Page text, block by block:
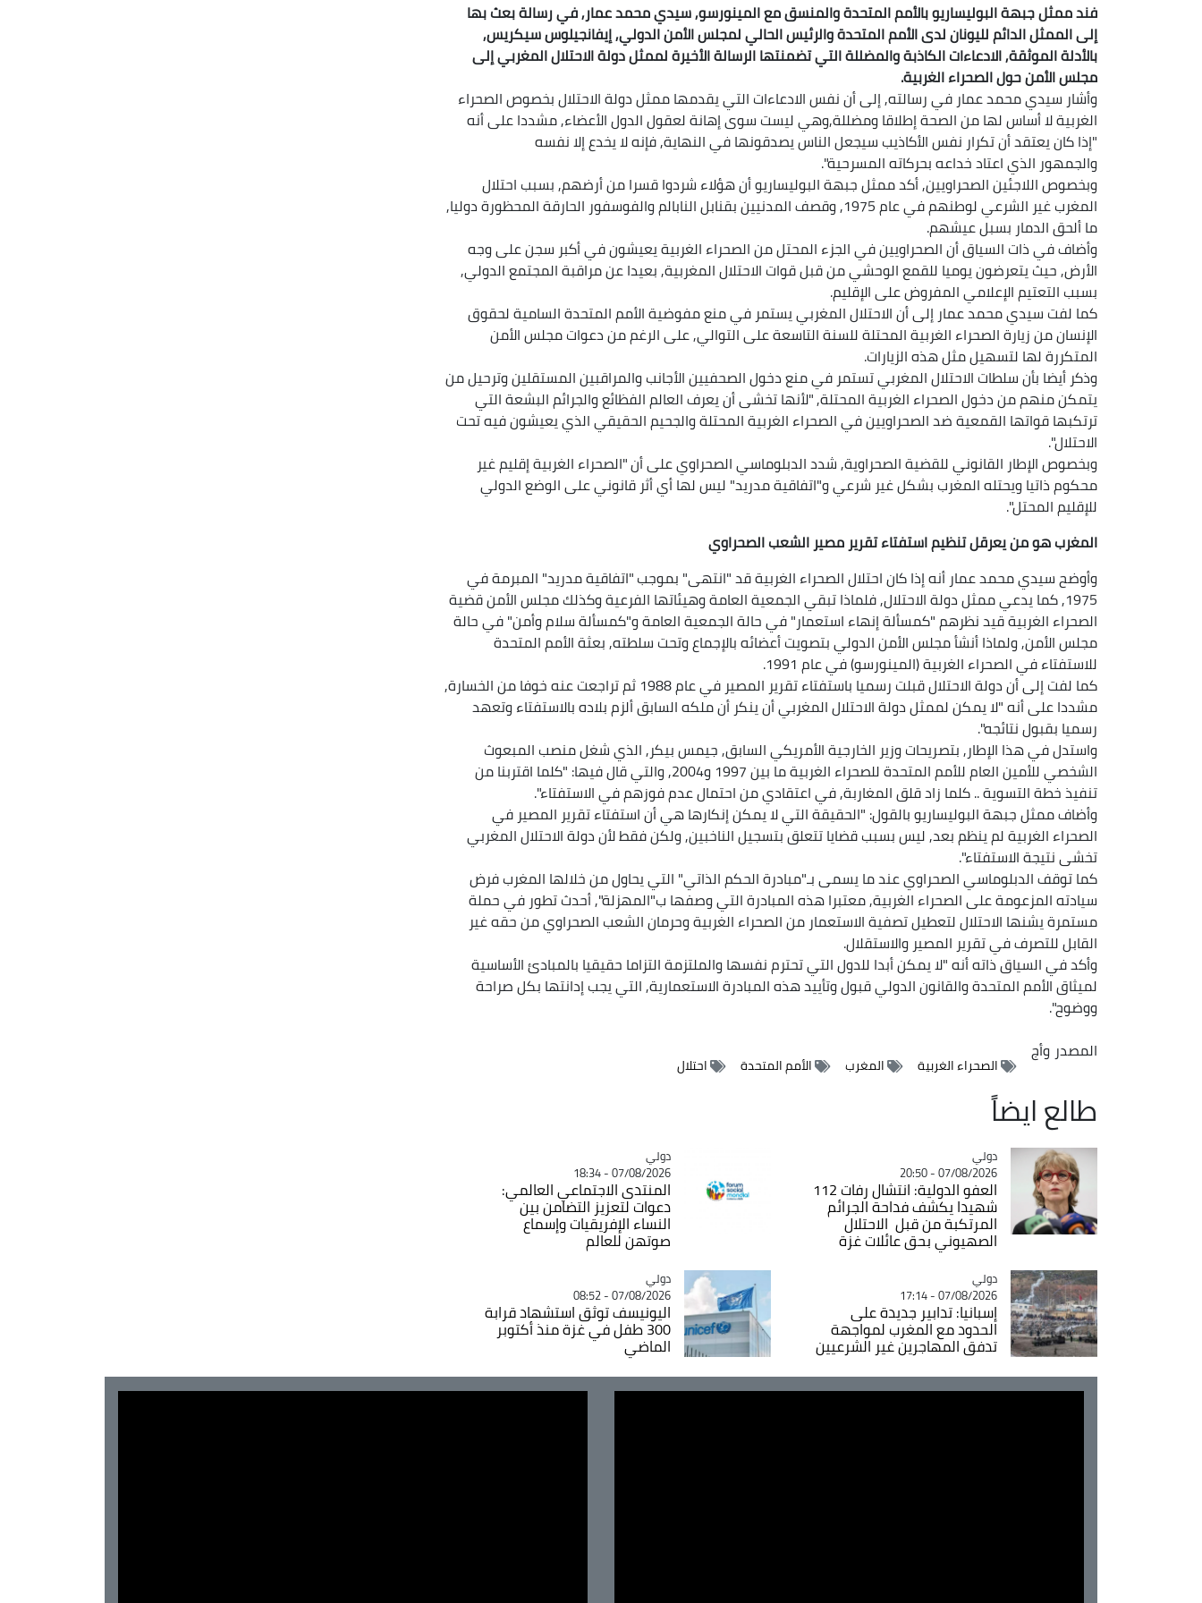
فند ممثل جبهة البوليساريو بالأمم المتحدة والمنسق مع المينورسو, سيدي محمد عمار, في رسالة بعث بها
إلى الممثل الدائم لليونان لدى الأمم المتحدة والرئيس الحالي لمجلس الأمن الدولي, إيفانجيلوس سيكريس,
بالأدلة الموثقة, الادعاءات الكاذبة والمضللة التي تضمنتها الرسالة الأخيرة لممثل دولة الاحتلال المغربي إلى
مجلس الأمن حول الصحراء الغربية.
وأشار سيدي محمد عمار في رسالته, إلى أن نفس الادعاءات التي يقدمها ممثل دولة الاحتلال بخصوص الصحراء
الغربية لا أساس لها من الصحة إطلاقا ومضللة,وهي ليست سوى إهانة لعقول الدول الأعضاء, مشددا على أنه
"إذا كان يعتقد أن تكرار نفس الأكاذيب سيجعل الناس يصدقونها في النهاية, فإنه لا يخدع إلا نفسه
والجمهور الذي اعتاد خداعه بحركاته المسرحية".
وبخصوص اللاجئين الصحراويين, أكد ممثل جبهة البوليساريو أن هؤلاء شردوا قسرا من أرضهم, بسبب احتلال
المغرب غير الشرعي لوطنهم في عام 1975, وقصف المدنيين بقنابل النابالم والفوسفور الحارقة المحظورة دوليا,
ما ألحق الدمار بسبل عيشهم.
وأضاف في ذات السياق أن الصحراويين في الجزء المحتل من الصحراء الغربية يعيشون في أكبر سجن على وجه
الأرض, حيث يتعرضون يوميا للقمع الوحشي من قبل قوات الاحتلال المغربية, بعيدا عن مراقبة المجتمع الدولي,
بسبب التعتيم الإعلامي المفروض على الإقليم.
كما لفت سيدي محمد عمار إلى أن الاحتلال المغربي يستمر في منع مفوضية الأمم المتحدة السامية لحقوق
الإنسان من زيارة الصحراء الغربية المحتلة للسنة التاسعة على التوالي, على الرغم من دعوات مجلس الأمن
المتكررة لها لتسهيل مثل هذه الزيارات.
وذكر أيضا بأن سلطات الاحتلال المغربي تستمر في منع دخول الصحفيين الأجانب والمراقبين المستقلين وترحيل من
يتمكن منهم من دخول الصحراء الغربية المحتلة, "لأنها تخشى أن يعرف العالم الفظائع والجرائم البشعة التي
ترتكبها قواتها القمعية ضد الصحراويين في الصحراء الغربية المحتلة والجحيم الحقيقي الذي يعيشون فيه تحت
الاحتلال".
وبخصوص الإطار القانوني للقضية الصحراوية, شدد الدبلوماسي الصحراوي على أن "الصحراء الغربية إقليم غير
محكوم ذاتيا ويحتله المغرب بشكل غير شرعي و"اتفاقية مدريد" ليس لها أي أثر قانوني على الوضع الدولي
للإقليم المحتل".
المغرب هو من يعرقل تنظيم استفتاء تقرير مصير الشعب الصحراوي
وأوضح سيدي محمد عمار أنه إذا كان احتلال الصحراء الغربية قد "انتهى" بموجب "اتفاقية مدريد" المبرمة في
1975, كما يدعي ممثل دولة الاحتلال, فلماذا تبقي الجمعية العامة وهيئاتها الفرعية وكذلك مجلس الأمن قضية
الصحراء الغربية قيد نظرهم "كمسألة إنهاء استعمار" في حالة الجمعية العامة و"كمسألة سلام وأمن" في حالة
مجلس الأمن, ولماذا أنشأ مجلس الأمن الدولي بتصويت أعضائه بالإجماع وتحت سلطته, بعثة الأمم المتحدة
للاستفتاء في الصحراء الغربية (المينورسو) في عام 1991.
كما لفت إلى أن دولة الاحتلال قبلت رسميا باستفتاء تقرير المصير في عام 1988 ثم تراجعت عنه خوفا من الخسارة,
مشددا على أنه "لا يمكن لممثل دولة الاحتلال المغربي أن ينكر أن ملكه السابق ألزم بلاده بالاستفتاء وتعهد
رسميا بقبول نتائجه".
واستدل في هذا الإطار, بتصريحات وزير الخارجية الأمريكي السابق, جيمس بيكر, الذي شغل منصب المبعوث
الشخصي للأمين العام للأمم المتحدة للصحراء الغربية ما بين 1997 و2004, والتي قال فيها: "كلما اقتربنا من
تنفيذ خطة التسوية .. كلما زاد قلق المغاربة, في اعتقادي من احتمال عدم فوزهم في الاستفتاء".
وأضاف ممثل جبهة البوليساريو بالقول: "الحقيقة التي لا يمكن إنكارها هي أن استفتاء تقرير المصير في
الصحراء الغربية لم ينظم بعد, ليس بسبب قضايا تتعلق بتسجيل الناخبين, ولكن فقط لأن دولة الاحتلال المغربي
تخشى نتيجة الاستفتاء".
كما توقف الدبلوماسي الصحراوي عند ما يسمى بـ"مبادرة الحكم الذاتي" التي يحاول من خلالها المغرب فرض
سيادته المزعومة على الصحراء الغربية, معتبرا هذه المبادرة التي وصفها ب"المهزلة", أحدث تطور في حملة
مستمرة يشنها الاحتلال لتعطيل تصفية الاستعمار من الصحراء الغربية وحرمان الشعب الصحراوي من حقه غير
القابل للتصرف في تقرير المصير والاستقلال.
وأكد في السياق ذاته أنه "لا يمكن أبدا للدول التي تحترم نفسها والملتزمة التزاما حقيقيا بالمبادئ الأساسية
لميثاق الأمم المتحدة والقانون الدولي قبول وتأييد هذه المبادرة الاستعمارية, التي يجب إدانتها بكل صراحة
ووضوح".
المصدر وأج
الصحراء الغربية المغرب الأمم المتحدة احتلال
طالع ايضاً
Catégorie
دولي
07/08/2026 - 20:50
العفو الدولية: انتشال رفات 112
شهيدا يكشف فداحة الجرائم
المرتكبة من قبل الاحتلال
الصهيوني بحق عائلات غزة
Catégorie
دولي
07/08/2026 - 18:34
المنتدى الاجتماعي العالمي:
دعوات لتعزيز التضامن بين
النساء الإفريقيات وإسماع
صوتهن للعالم
Catégorie
دولي
07/08/2026 - 17:14
إسبانيا: تدابير جديدة على
الحدود مع المغرب لمواجهة
تدفق المهاجرين غير الشرعيين
Catégorie
دولي
07/08/2026 - 08:52
اليونيسف توثق استشهاد قرابة
300 طفل في غزة منذ أكتوبر
الماضي